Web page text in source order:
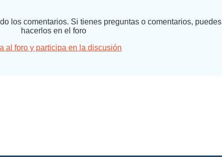
los comentarios. Si tienes preguntas o comentarios, puedes
hacerlos en el foro
al foro y participa en la discusión